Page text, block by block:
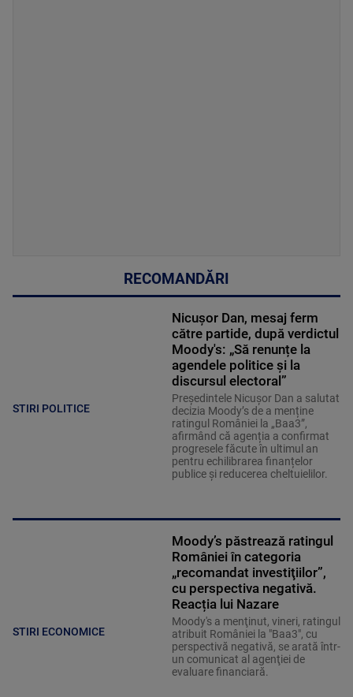
RECOMANDĂRI
STIRI POLITICE
Nicușor Dan, mesaj ferm
către partide, după verdictul
Moody's: „Să renunțe la
agendele politice şi la
discursul electoral”
Președintele Nicușor Dan a salutat
decizia Moody’s de a menține
ratingul României la „Baa3”,
afirmând că agenția a confirmat
progresele făcute în ultimul an
pentru echilibrarea finanțelor
publice și reducerea cheltuielilor.
STIRI ECONOMICE
Moody’s păstrează ratingul
României în categoria
„recomandat investiţiilor”,
cu perspectiva negativă.
Reacția lui Nazare
Moody's a menţinut, vineri, ratingul
atribuit României la "Baa3", cu
perspectivă negativă, se arată într-
un comunicat al agenţiei de
evaluare financiară.